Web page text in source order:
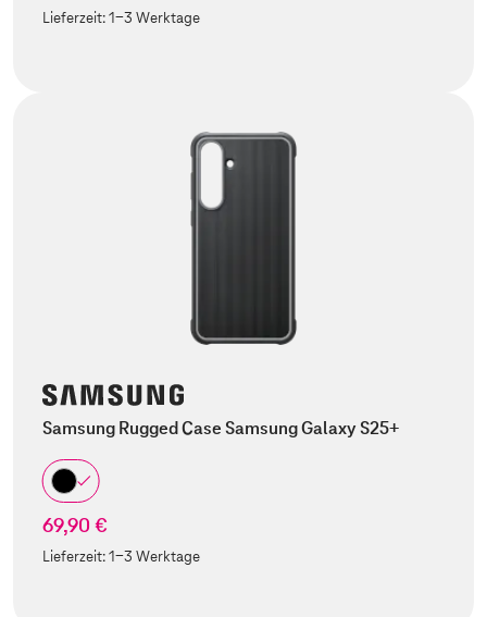
Lieferzeit:1-3 Werktage
Samsung Rugged Case Samsung Galaxy S25+
69,90 €
Lieferzeit:1-3 Werktage